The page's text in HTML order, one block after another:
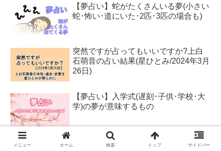
【夢占い】蛇がたくさんいる夢(小さい
蛇･怖い･道にいた･2匹･3匹の場合も)
突然ですが占ってもいいですか?上白
石萌音の占い結果(星ひとみ/2024年3月
26日)
【夢占い】入学式(遅刻･子供･学校･大
学)の夢が意味するもの
【夢占い】みかんの夢の意味は?みか
メニュー ホーム 検索 トップ サイドバー